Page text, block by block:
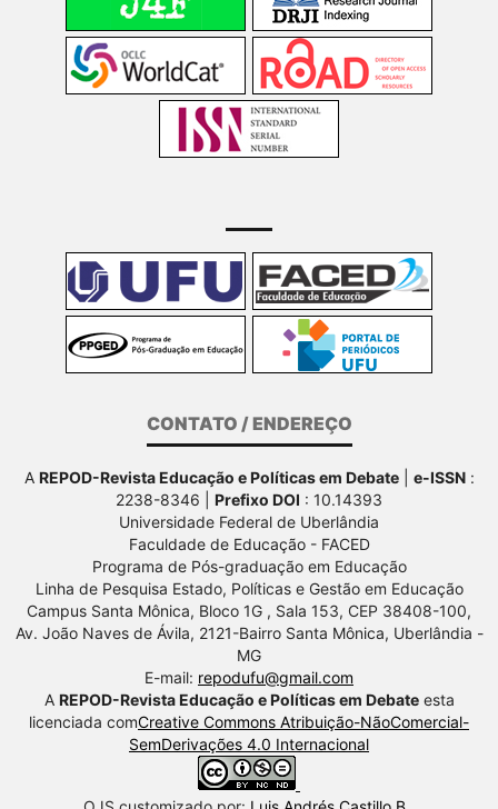
CONTATO / ENDEREÇO
A REPOD-Revista Educação e Políticas em Debate| e-ISSN:
2238-8346 | Prefixo DOI : 10.14393
Universidade Federal de Uberlândia
Faculdade de Educação - FACED
Programa de Pós-graduação em Educação
Linha de Pesquisa Estado, Políticas e Gestão em Educação
Campus Santa Mônica, Bloco 1G , Sala 153, CEP 38408-100,
Av. João Naves de Ávila, 2121-Bairro Santa Mônica, Uberlândia -
MG
E-mail: repodufu@gmail.com
A REPOD-Revista Educação e Políticas em Debateesta
licenciada comCreative Commons Atribuição-NãoComercial-
SemDerivações 4.0 Internacional